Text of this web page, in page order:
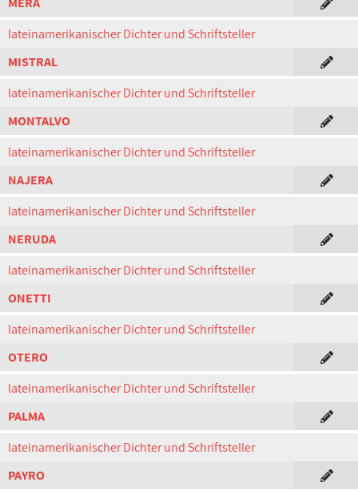
lateinamerikanischer Dichter und Schriftsteller
MISTRAL
lateinamerikanischer Dichter und Schriftsteller
MONTALVO
lateinamerikanischer Dichter und Schriftsteller
NAJERA
lateinamerikanischer Dichter und Schriftsteller
NERUDA
lateinamerikanischer Dichter und Schriftsteller
ONETTI
lateinamerikanischer Dichter und Schriftsteller
OTERO
lateinamerikanischer Dichter und Schriftsteller
PALMA
lateinamerikanischer Dichter und Schriftsteller
PAYRO